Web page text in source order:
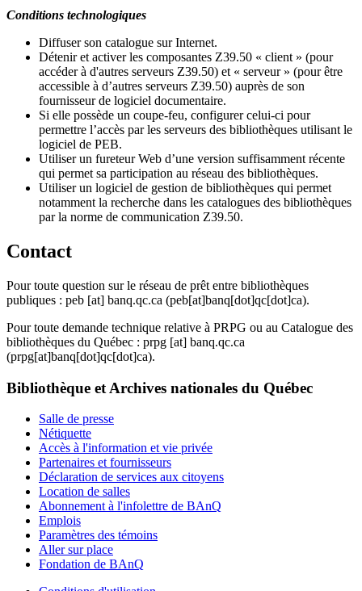
Conditions technologiques
Diffuser son catalogue sur Internet.
Détenir et activer les composantes Z39.50 « client » (pour
accéder à d'autres serveurs Z39.50) et « serveur » (pour être
accessible à d’autres serveurs Z39.50) auprès de son
fournisseur de logiciel documentaire.
Si elle possède un coupe-feu, configurer celui-ci pour
permettre l’accès par les serveurs des bibliothèques utilisant le
logiciel de PEB.
Utiliser un fureteur Web d’une version suffisamment récente
qui permet sa participation au réseau des bibliothèques.
Utiliser un logiciel de gestion de bibliothèques qui permet
notamment la recherche dans les catalogues des bibliothèques
par la norme de communication Z39.50.
Contact
Pour toute question sur le réseau de prêt entre bibliothèques
publiques : peb [at] banq.qc.ca (peb[at]banq[dot]qc[dot]ca).
Pour toute demande technique relative à PRPG ou au Catalogue des
bibliothèques du Québec : prpg [at] banq.qc.ca
(prpg[at]banq[dot]qc[dot]ca).
Bibliothèque et Archives nationales du Québec
Salle de presse
Nétiquette
Accès à l'information et vie privée
Partenaires et fournisseurs
Déclaration de services aux citoyens
Location de salles
Abonnement à l'infolettre de BAnQ
Emplois
Paramètres des témoins
Aller sur place
Fondation de BAnQ